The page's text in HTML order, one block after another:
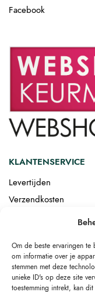
Om de beste ervaringen
om informatie over je
stemmen met deze
unieke ID's op deze site
toestemming intrekt, kan
Facebook
KLANTENSERVICE
Levertijden
Verzendkosten
Afgemonteerd laten
Drop-shipping
Link building